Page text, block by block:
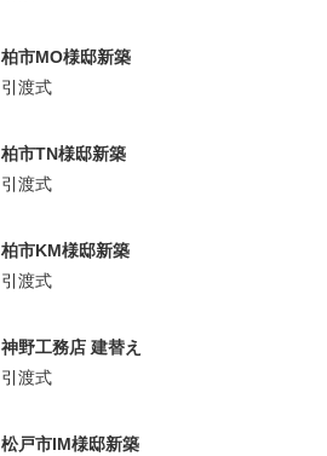
柏市MO様邸新築
引渡式
柏市TN様邸新築
引渡式
柏市KM様邸新築
引渡式
神野工務店 建替え
引渡式
松戸市IM様邸新築